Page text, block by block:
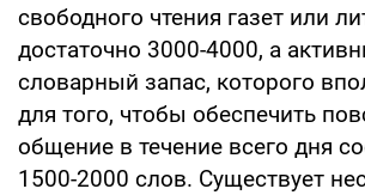
свободного чтения газет или
достаточно 3000-4000, а
словарный запас, которого
для того, чтобы обеспечить
общение в течение всего дня
1500-2000 слов. Существует